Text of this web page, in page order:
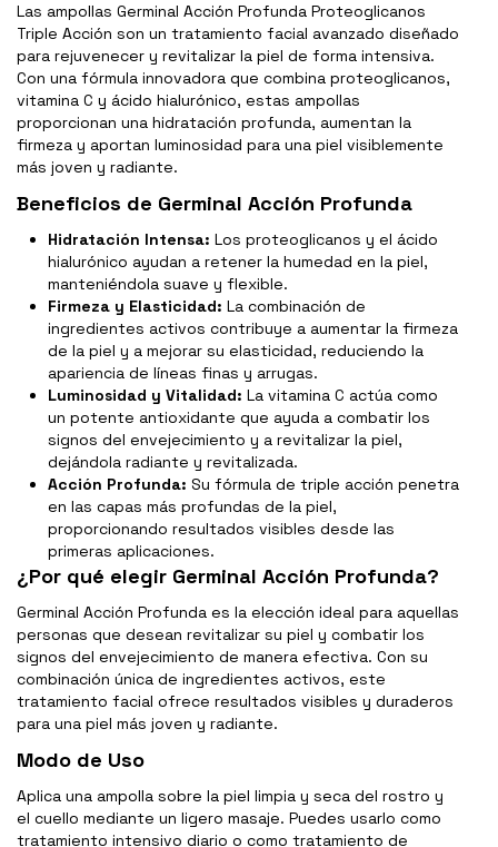
Las ampollas Germinal Acción Profunda Proteoglicanos
Triple Acción son un tratamiento facial avanzado diseñado
para rejuvenecer y revitalizar la piel de forma intensiva.
Con una fórmula innovadora que combina proteoglicanos,
vitamina C y ácido hialurónico, estas ampollas
proporcionan una hidratación profunda, aumentan la
firmeza y aportan luminosidad para una piel visiblemente
más joven y radiante.
Beneficios de Germinal Acción Profunda
Hidratación Intensa: Los proteoglicanos y el ácido
hialurónico ayudan a retener la humedad en la piel,
manteniéndola suave y flexible.
Firmeza y Elasticidad: La combinación de
ingredientes activos contribuye a aumentar la firmeza
de la piel y a mejorar su elasticidad, reduciendo la
apariencia de líneas finas y arrugas.
Luminosidad y Vitalidad: La vitamina C actúa como
un potente antioxidante que ayuda a combatir los
signos del envejecimiento y a revitalizar la piel,
dejándola radiante y revitalizada.
Acción Profunda: Su fórmula de triple acción penetra
en las capas más profundas de la piel,
proporcionando resultados visibles desde las
primeras aplicaciones.
¿Por qué elegir Germinal Acción Profunda?
Germinal Acción Profunda es la elección ideal para aquellas
personas que desean revitalizar su piel y combatir los
signos del envejecimiento de manera efectiva. Con su
combinación única de ingredientes activos, este
tratamiento facial ofrece resultados visibles y duraderos
para una piel más joven y radiante.
Modo de Uso
Aplica una ampolla sobre la piel limpia y seca del rostro y
el cuello mediante un ligero masaje. Puedes usarlo como
tratamiento intensivo diario o como tratamiento de